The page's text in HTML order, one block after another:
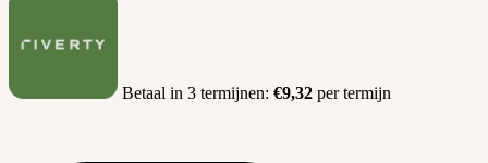
Betaal in 3 termijnen: €9,32 per termijn